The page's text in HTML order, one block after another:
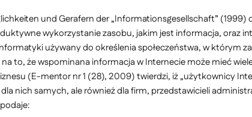
und Gerafern der „Informationsgesellschaft”
wykorzystanie zasobu, jakim jest informacja, oraz
używany do określenia społeczeństwa, w
to, że wspominana informacja w Internecie może mieć
(E-mentor nr 1 (28), 2009) twierdzi, iż „użytkownicy
nich samych, ale również dla firm, przedstawicieli